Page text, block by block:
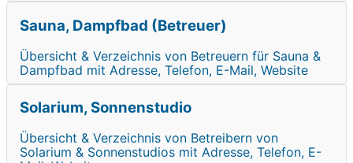
Sauna, Dampfbad (Betreuer)
Übersicht & Verzeichnis von Betreuern für Sauna &
Dampfbad mit Adresse, Telefon, E-Mail, Website
Solarium, Sonnenstudio
Übersicht & Verzeichnis von Betreibern von
Solarium & Sonnenstudios mit Adresse, Telefon, E-